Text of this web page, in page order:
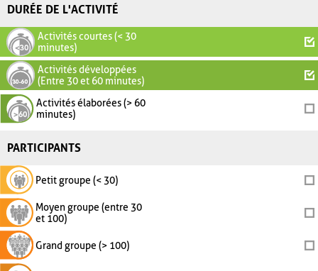
DURÉE DE L'ACTIVITÉ
Activités courtes (< 30
minutes)
Activités développées
(Entre 30 et 60 minutes)
Activités élaborées (> 60
minutes)
PARTICIPANTS
Petit groupe (< 30)
Moyen groupe (entre 30
et 100)
Grand groupe (> 100)